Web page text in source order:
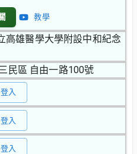
教學
高雄醫學大學附設中和紀念
民區 自由一路100號
登入
登入
登入